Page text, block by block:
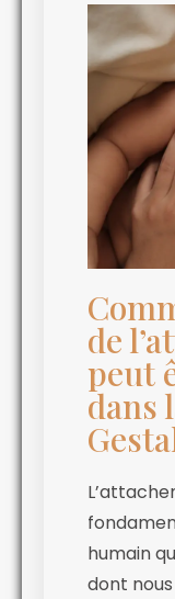
de
peut
dans
humain
dont